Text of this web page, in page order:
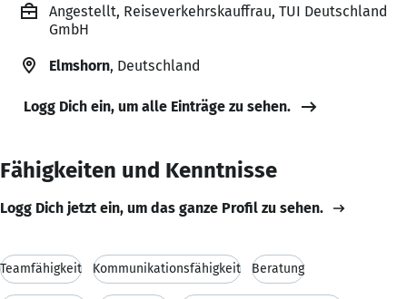
Angestellt, Reiseverkehrskauffrau, TUI Deutschland
GmbH
Elmshorn, Deutschland
Logg Dich ein, um alle Einträge zu sehen.
Fähigkeiten und Kenntnisse
Logg Dich jetzt ein, um das ganze Profil zu sehen.
Teamfähigkeit Kommunikationsfähigkeit Beratung